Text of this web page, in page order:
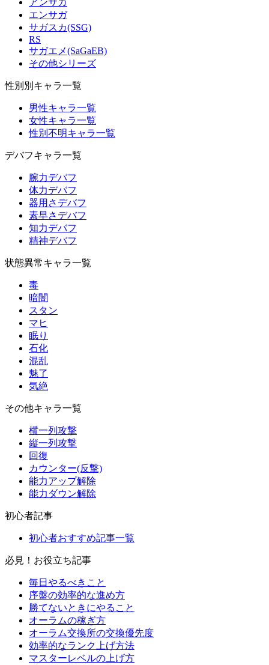
アンサガ
エンサガ
サガスカ(SSG)
RS
サガエメ(SaGaEB)
その他シリーズ
性別別キャラ一覧
男性キャラ一覧
女性キャラ一覧
性別不明キャラ一覧
デバフキャラ一覧
腕力デバフ
体力デバフ
器用さデバフ
素早さデバフ
知力デバフ
精神デバフ
状態異常キャラ一覧
毒
暗闇
スタン
マヒ
眠り
石化
混乱
魅了
気絶
その他キャラ一覧
横一列攻撃
縦一列攻撃
回復
カウンター(反撃)
能力アップ解除
能力ダウン解除
初心者記事
初心者おすすめ記事一覧
必見！お役立ち記事
毎日やるべきこと
序盤の効率的な進め方
勝てないときにやること
オーラムの稼ぎ方
オーラム交換所の交換優先度
効率的なランク上げ方法
マスターレベルの上げ方